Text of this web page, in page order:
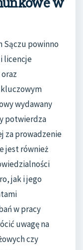
Sączu powinno
licencje
wydawany
potwierdza
za prowadzenie
jest również
jak i jego
w pracy
uwagę na
czy